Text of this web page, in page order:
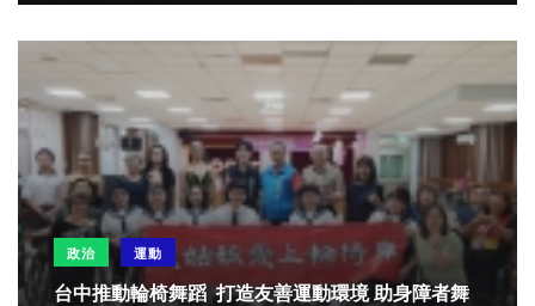
政治 運動
台中推動輪椅舞蹈 打造友善運動環境 助身障者舞